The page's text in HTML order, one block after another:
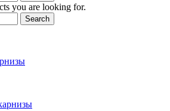
you are looking for.
Search